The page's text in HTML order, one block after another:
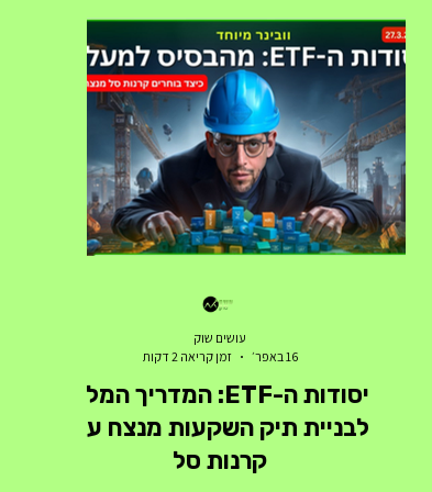
וצוללים לעומק של אחת מקרנות הסל
יוסי כהן ואילן טננבאום מ"עושים שוק" מסבירים
על קרן הסל SCHD ועל הכנסה פאסיבית
ביום? המספר "50 דו
יסודות ה-ETF: המדריך המלא
לבניית תיק השקעות מנצח עם
קרנות סל
עושים שוק
16 באפר׳
זמן קריאה 2 דקות